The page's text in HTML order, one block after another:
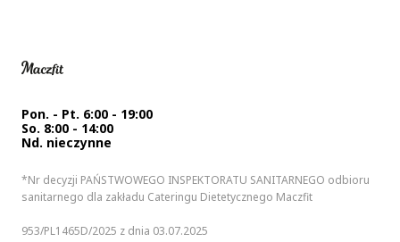
Pon. - Pt. 6:00 - 19:00
So. 8:00 - 14:00
Nd. nieczynne
*Nr decyzji PAŃSTWOWEGO INSPEKTORATU SANITARNEGO odbioru
sanitarnego dla zakładu Cateringu Dietetycznego Maczfit
953/PL1465D/2025 z dnia 03.07.2025